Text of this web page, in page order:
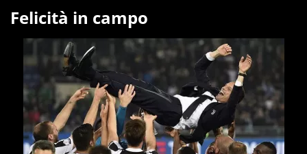
Felicità in campo